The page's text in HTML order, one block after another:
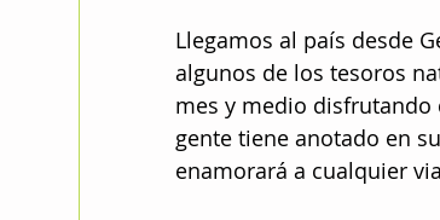
Llegamos al país desde
algunos de los tesoros
mes y medio disfrutando
gente tiene anotado en
enamorará a cualquier